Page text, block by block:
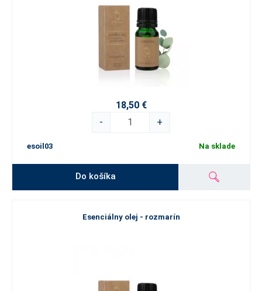
18,50 €
-
+
esoil03 Na sklade
Do košíka
Esenciálny olej - rozmarín